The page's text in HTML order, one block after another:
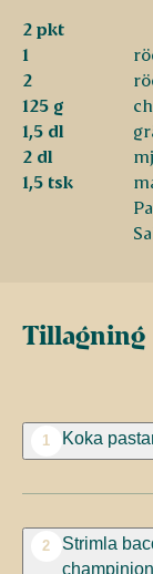
2 pkt
1
2
125 g
1,5 dl
2 dl
1,5 tsk
Tillagning
1 Koka
2
Strimla